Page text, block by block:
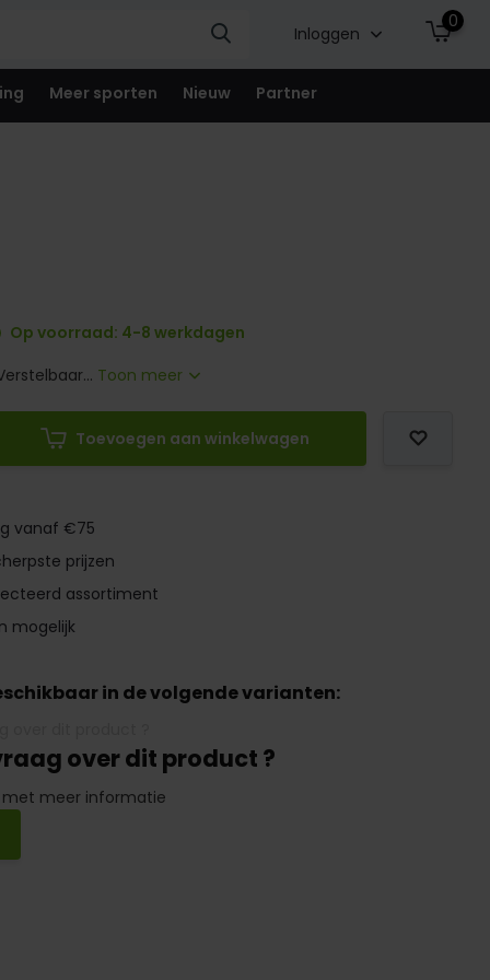
Inloggen
0
Meer sporten Nieuw Partner
Op voorraad: 4-8 werkdagen
Toon meer
Toevoegen aan winkelwagen
vanaf €75
prijzen
assortiment
mogelijk
in de volgende varianten:
over dit product ?
met meer informatie